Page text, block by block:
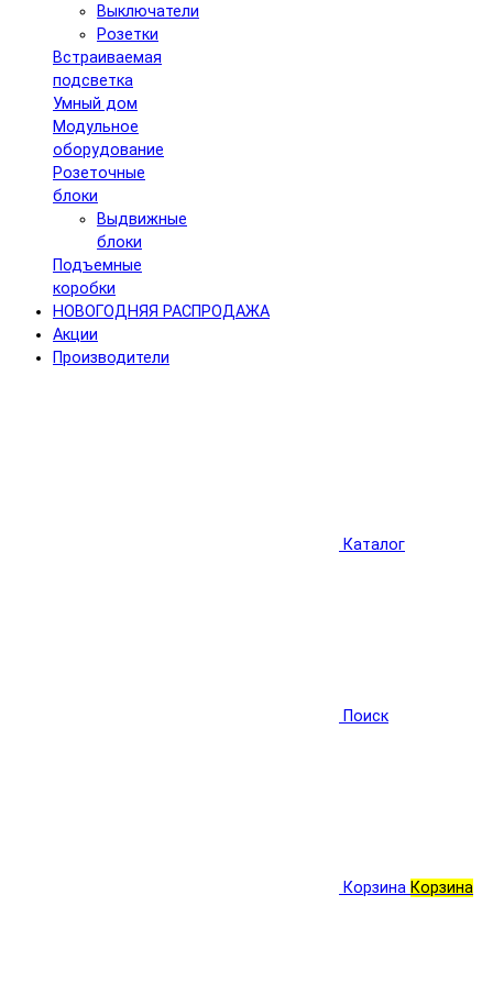
Выключатели
Розетки
Встраиваемая
подсветка
Умный дом
Модульное
оборудование
Розеточные
блоки
Выдвижные
блоки
Подъемные
коробки
НОВОГОДНЯЯ РАСПРОДАЖА
Акции
Производители
Каталог
Поиск
Корзина Корзина